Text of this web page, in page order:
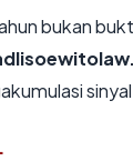
bukan